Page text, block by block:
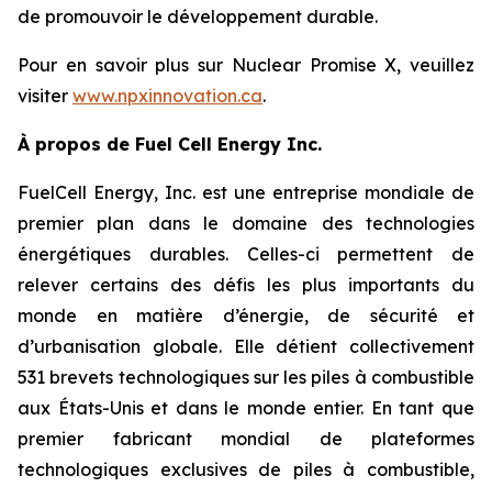
de promouvoir le développement durable.
Pour en savoir plus sur Nuclear Promise X, veuillez
visiter www.npxinnovation.ca.
À propos de Fuel Cell Energy Inc.
FuelCell Energy, Inc. est une entreprise mondiale de
premier plan dans le domaine des technologies
énergétiques durables. Celles-ci permettent de
relever certains des défis les plus importants du
monde en matière d’énergie, de sécurité et
d’urbanisation globale. Elle détient collectivement
531 brevets technologiques sur les piles à combustible
aux États-Unis et dans le monde entier. En tant que
premier fabricant mondial de plateformes
technologiques exclusives de piles à combustible,